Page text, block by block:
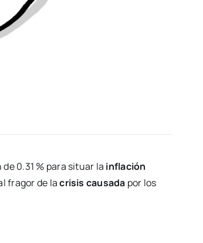
0.31 % para situar la inflación
fragor de lacrisis causada por los